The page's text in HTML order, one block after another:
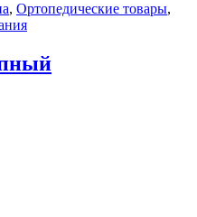
, Ортопедические товары,